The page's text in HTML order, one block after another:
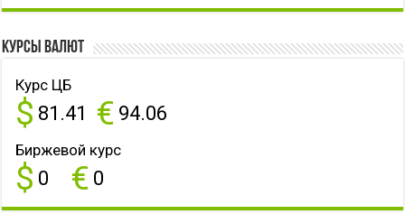
Курсы валют
Курс ЦБ
$ 81.41 € 94.06
Биржевой курс
$ 0 € 0